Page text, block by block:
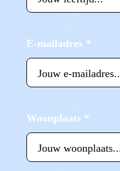
E-mailadres *
Woonplaats *